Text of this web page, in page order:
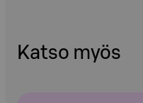
Katso myös